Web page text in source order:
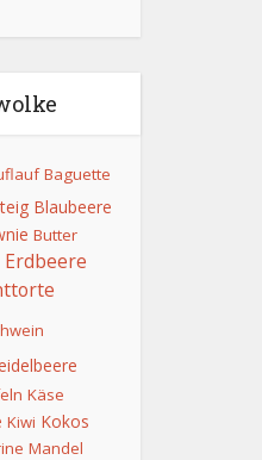
Baguette
Blaubeere
Butter
Erdbeere
Käse
Kiwi Kokos
Mandel